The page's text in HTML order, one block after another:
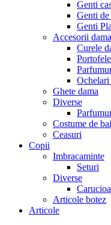
Genti
Genti
Genti
Accesorii dama
Curele
Portofele
Ochelari
Ghete dama
Diverse
Costume de
Ceasuri
Copii
Imbracaminte
Seturi
Diverse
Articole botez
Articole